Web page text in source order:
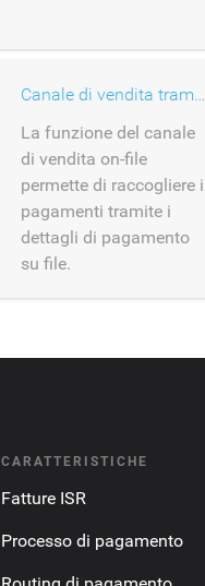
Canale di vendita tramite carte depositate
La funzione del canale
di vendita on-file
permette di raccogliere i
pagamenti tramite i
dettagli di pagamento
su file.
CARATTERISTICHE
Fatture ISR
Processo di pagamento